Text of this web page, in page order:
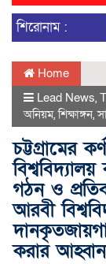
শিরোনাম :
Home
Lead News,
অনিয়ম,শিক্ষাঙ্গন,
চট্টগ্রামের
গঠন ও
আরবী
করার আহ্বান